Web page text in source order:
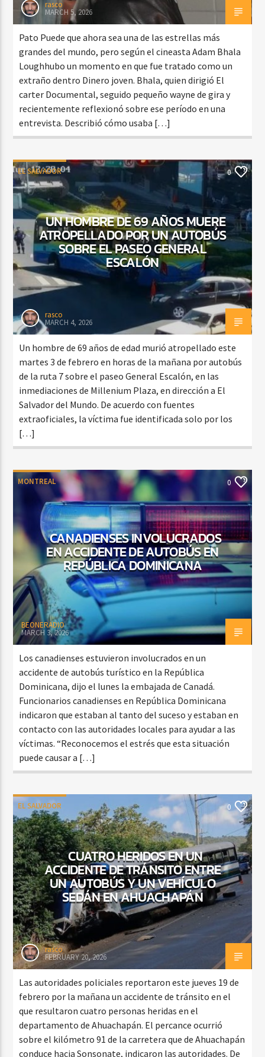
rasco
MARCH 5, 2026
Pato Puede que ahora sea una de las estrellas más
grandes del mundo, pero según el cineasta Adam Bhala
Loughhubo un momento en que fue tratado como un
extraño dentro Dinero joven. Bhala, quien dirigió El
carter Documental, seguido pequeño wayne de gira y
recientemente reflexionó sobre ese período en una
entrevista. Describió cómo usaba […]
EL SALVADOR 0
UN HOMBRE DE 69 AÑOS MUERE
ATROPELLADO POR UN AUTOBÚS
SOBRE EL PASEO GENERAL
ESCALÓN
rasco
MARCH 4, 2026
Un hombre de 69 años de edad murió atropellado este
martes 3 de febrero en horas de la mañana por autobús
de la ruta 7 sobre el paseo General Escalón, en las
inmediaciones de Millenium Plaza, en dirección a El
Salvador del Mundo. De acuerdo con fuentes
extraoficiales, la víctima fue identificada solo por los
[…]
MONTREAL 0
CANADIENSES INVOLUCRADOS
EN ACCIDENTE DE AUTOBÚS EN
REPÚBLICA DOMINICANA
BEONERADIO
MARCH 3, 2026
Los canadienses estuvieron involucrados en un
accidente de autobús turístico en la República
Dominicana, dijo el lunes la embajada de Canadá.
Funcionarios canadienses en República Dominicana
indicaron que estaban al tanto del suceso y estaban en
contacto con las autoridades locales para ayudar a las
víctimas. “Reconocemos el estrés que esta situación
puede causar a […]
EL SALVADOR 0
CUATRO HERIDOS EN UN
ACCIDENTE DE TRÁNSITO ENTRE
UN AUTOBÚS Y UN VEHÍCULO
SEDÁN EN AHUACHAPÁN
rasco
FEBRUARY 20, 2026
Las autoridades policiales reportaron este jueves 19 de
febrero por la mañana un accidente de tránsito en el
que resultaron cuatro personas heridas en el
departamento de Ahuachapán. El percance ocurrió
sobre el kilómetro 91 de la carretera que de Ahuachapán
conduce hacia Sonsonate, indicaron las autoridades. De